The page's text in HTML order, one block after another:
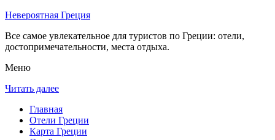
Невероятная Греция
Все самое увлекательное для туристов по Греции: отели,
достопримечательности, места отдыха.
Меню
Читать далее
Главная
Отели Греции
Карта Греции